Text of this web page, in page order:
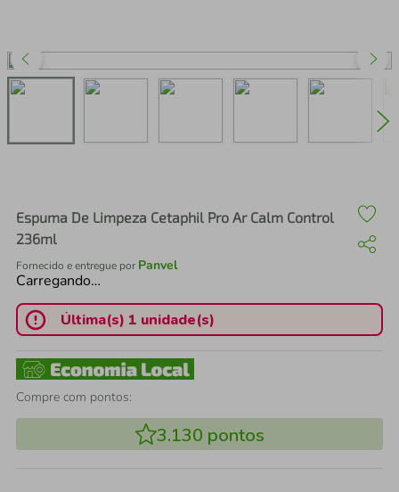
Espuma De Limpeza Cetaphil Pro Ar Calm Control
236ml
Fornecido e entregue por Panvel
Carregando…
Última(s) 1 unidade(s)
Compre com pontos:
3.130 pontos
perfume